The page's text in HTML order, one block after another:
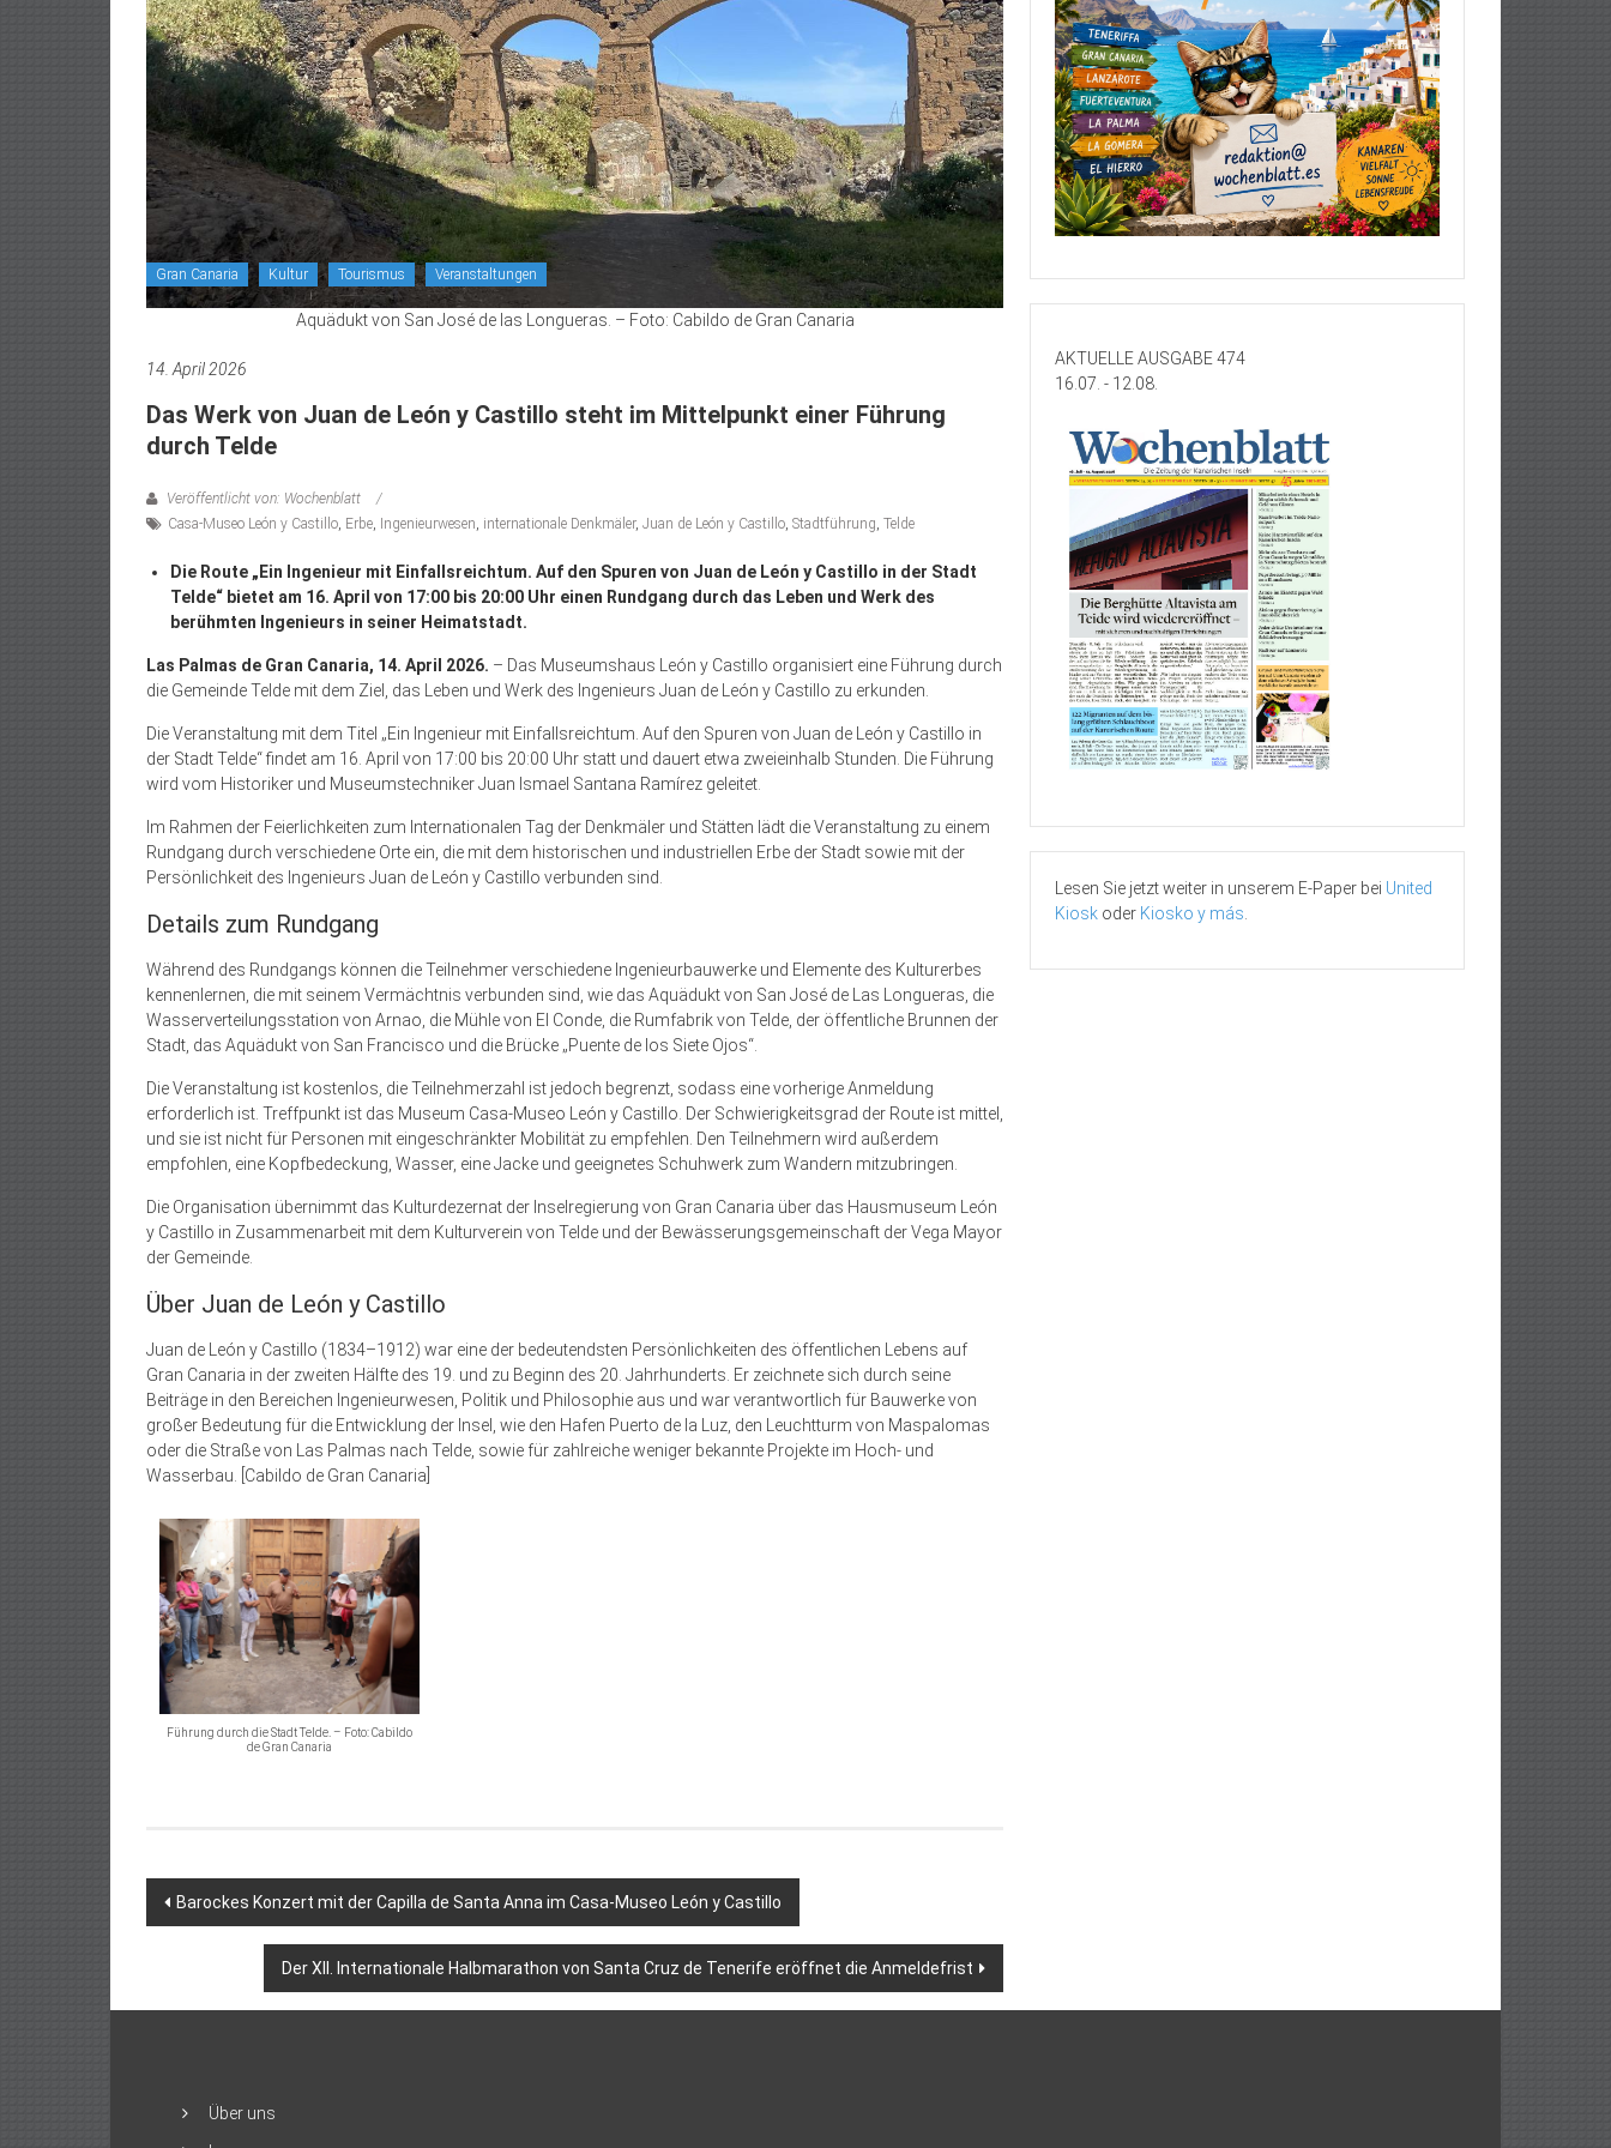
Gran Canaria Kultur Tourismus Veranstaltungen
Aquädukt von San José de las Longueras. – Foto: Cabildo de Gran Canaria
14. April 2026
Das Werk von Juan de León y Castillo steht im Mittelpunkt einer Führung
durch Telde
Veröffentlicht von: Wochenblatt
Casa-Museo León y Castillo, Erbe, Ingenieurwesen, internationale Denkmäler, Juan de León y Castillo, Stadtführung, Telde
Die Route „Ein Ingenieur mit Einfallsreichtum. Auf den Spuren von Juan de León y Castillo in der Stadt
Telde“ bietet am 16. April von 17:00 bis 20:00 Uhr einen Rundgang durch das Leben und Werk des
berühmten Ingenieurs in seiner Heimatstadt.
Las Palmas de Gran Canaria, 14. April 2026. – Das Museumshaus León y Castillo organisiert eine Führung durch
die Gemeinde Telde mit dem Ziel, das Leben und Werk des Ingenieurs Juan de León y Castillo zu erkunden.
Die Veranstaltung mit dem Titel „Ein Ingenieur mit Einfallsreichtum. Auf den Spuren von Juan de León y Castillo in
der Stadt Telde“ findet am 16. April von 17:00 bis 20:00 Uhr statt und dauert etwa zweieinhalb Stunden. Die Führung
wird vom Historiker und Museumstechniker Juan Ismael Santana Ramírez geleitet.
Im Rahmen der Feierlichkeiten zum Internationalen Tag der Denkmäler und Stätten lädt die Veranstaltung zu einem
Rundgang durch verschiedene Orte ein, die mit dem historischen und industriellen Erbe der Stadt sowie mit der
Persönlichkeit des Ingenieurs Juan de León y Castillo verbunden sind.
Details zum Rundgang
Während des Rundgangs können die Teilnehmer verschiedene Ingenieurbauwerke und Elemente des Kulturerbes
kennenlernen, die mit seinem Vermächtnis verbunden sind, wie das Aquädukt von San José de Las Longueras, die
Wasserverteilungsstation von Arnao, die Mühle von El Conde, die Rumfabrik von Telde, der öffentliche Brunnen der
Stadt, das Aquädukt von San Francisco und die Brücke „Puente de los Siete Ojos“.
Die Veranstaltung ist kostenlos, die Teilnehmerzahl ist jedoch begrenzt, sodass eine vorherige Anmeldung
erforderlich ist. Treffpunkt ist das Museum Casa-Museo León y Castillo. Der Schwierigkeitsgrad der Route ist mittel,
und sie ist nicht für Personen mit eingeschränkter Mobilität zu empfehlen. Den Teilnehmern wird außerdem
empfohlen, eine Kopfbedeckung, Wasser, eine Jacke und geeignetes Schuhwerk zum Wandern mitzubringen.
Die Organisation übernimmt das Kulturdezernat der Inselregierung von Gran Canaria über das Hausmuseum León
y Castillo in Zusammenarbeit mit dem Kulturverein von Telde und der Bewässerungsgemeinschaft der Vega Mayor
der Gemeinde.
Über Juan de León y Castillo
Juan de León y Castillo (1834–1912) war eine der bedeutendsten Persönlichkeiten des öffentlichen Lebens auf
Gran Canaria in der zweiten Hälfte des 19. und zu Beginn des 20. Jahrhunderts. Er zeichnete sich durch seine
Beiträge in den Bereichen Ingenieurwesen, Politik und Philosophie aus und war verantwortlich für Bauwerke von
großer Bedeutung für die Entwicklung der Insel, wie den Hafen Puerto de la Luz, den Leuchtturm von Maspalomas
oder die Straße von Las Palmas nach Telde, sowie für zahlreiche weniger bekannte Projekte im Hoch- und
Wasserbau. [Cabildo de Gran Canaria]
Führung durch die Stadt Telde. – Foto: Cabildo
de Gran Canaria
Beitragsnavigation
Barockes Konzert mit der Capilla de Santa Anna im Casa-Museo León y Castillo
Der XII. Internationale Halbmarathon von Santa Cruz de Tenerife eröffnet die Anmeldefrist
AKTUELLE AUSGABE 474
16.07. - 12.08.
Lesen Sie jetzt weiter in unserem E-Paper bei United
Kiosk oder Kiosko y más
Über uns